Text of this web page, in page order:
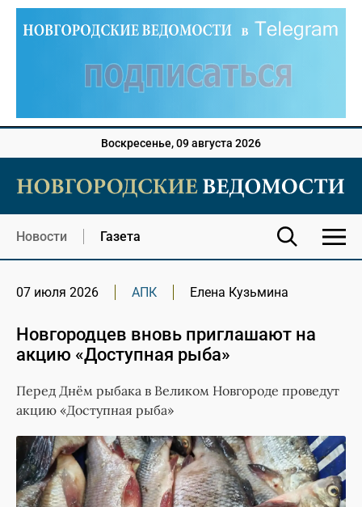
Воскресенье, 09 августа 2026
Новости Газета
07 июля 2026 АПК Елена Кузьмина
Новгородцев вновь приглашают на
акцию «Доступная рыба»
Перед Днём рыбака в Великом Новгороде проведут
акцию «Доступная рыба»